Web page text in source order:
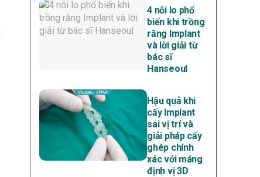
4 nỗi lo phổ
biến khi trồng
răng Implant
và lời giải từ
bác sĩ
Hanseoul
Hậu quả khi
cấy Implant
sai vị trí và
giải pháp cấy
ghép chính
xác với máng
định vị 3D